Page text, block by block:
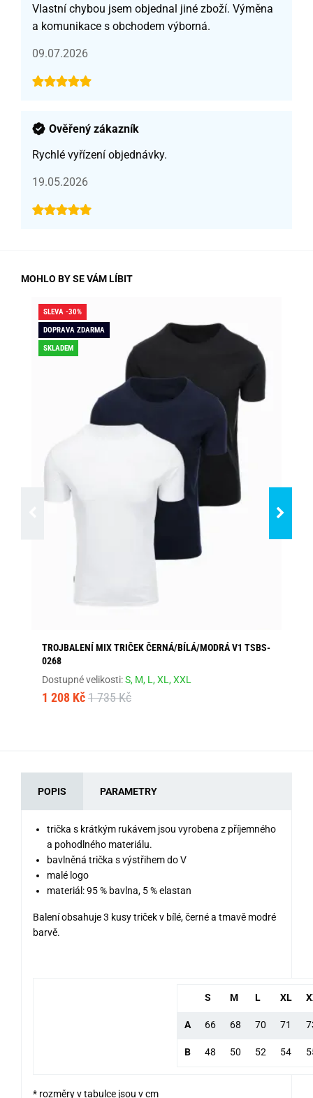
Vlastní chybou jsem objednal jiné zboží. Výměna
a komunikace s obchodem výborná.
09.07.2026
Ověřený zákazník
Rychlé vyřízení objednávky.
19.05.2026
MOHLO BY SE VÁM LÍBIT
SLEVA -30%
DOPRAVA ZDARMA
SKLADEM
TROJBALENÍ MIX TRIČEK ČERNÁ/BÍLÁ/MODRÁ V1 TSBS-
0268
Dostupné velikosti:S, M, L,XL,XXL
1 208 Kč 1 735 Kč
POPIS PARAMETRY
trička s krátkým rukávem jsou vyrobena z příjemného
a pohodlného materiálu.
bavlněná trička s výstřihem do V
malé logo
materiál: 95 % bavlna, 5 % elastan
Balení obsahuje 3 kusy triček v bílé, černé a tmavě modré
barvě.
S M L XL
A 66 68 70 71
B 48 50 52 54
* rozměry v tabulce jsou v cm